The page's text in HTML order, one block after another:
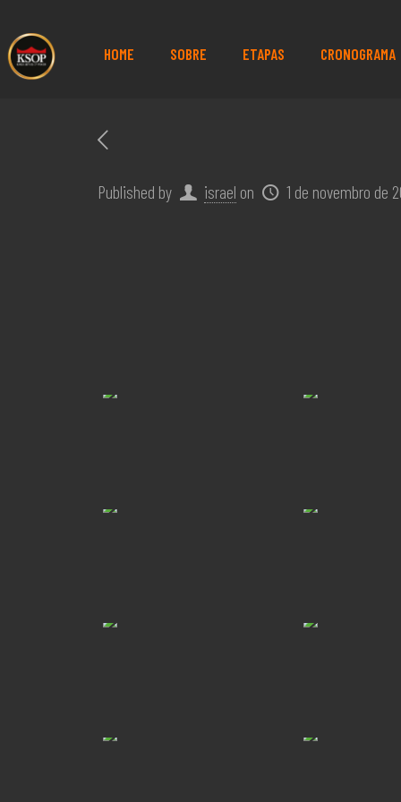
HOME SOBRE ETAPAS CRONOGRAMA
Published by israel on 1 de novembro de